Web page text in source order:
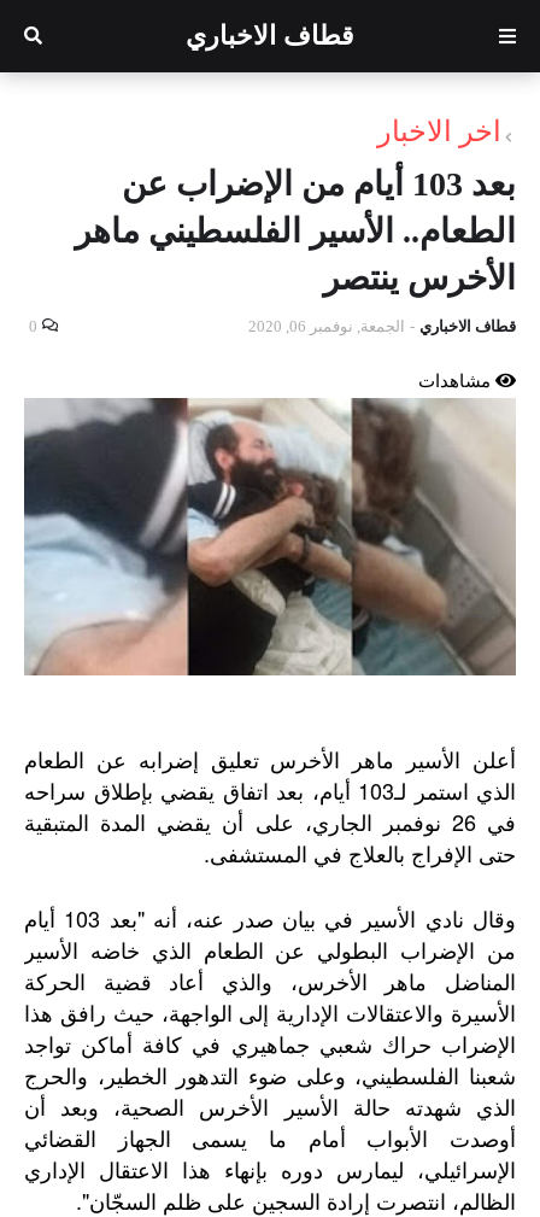
قطاف الاخباري
اخر الاخبار
بعد 103 أيام من الإضراب عن
الطعام.. الأسير الفلسطيني ماهر
الأخرس ينتصر
قطاف الاخباري - الجمعة, نوفمبر 06, 2020 0
مشاهدات
أعلن الأسير ماهر الأخرس تعليق إضرابه عن الطعام
الذي استمر لـ103 أيام، بعد اتفاق يقضي بإطلاق سراحه
في 26 نوفمبر الجاري، على أن يقضي المدة المتبقية
حتى الإفراج بالعلاج في المستشفى.
وقال نادي الأسير في بيان صدر عنه، أنه "بعد 103 أيام
من الإضراب البطولي عن الطعام الذي خاضه الأسير
المناضل ماهر الأخرس، والذي أعاد قضية الحركة
الأسيرة والاعتقالات الإدارية إلى الواجهة، حيث رافق هذا
الإضراب حراك شعبي جماهيري في كافة أماكن تواجد
شعبنا الفلسطيني، وعلى ضوء التدهور الخطير، والحرج
الذي شهدته حالة الأسير الأخرس الصحية، وبعد أن
أوصدت الأبواب أمام ما يسمى الجهاز القضائي
الإسرائيلي، ليمارس دوره بإنهاء هذا الاعتقال الإداري
الظالم، انتصرت إرادة السجين على ظلم السجّان".